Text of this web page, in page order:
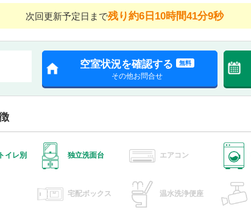
次回更新予定日まで残り約6日10時間41分8秒
空室状況を確認する 無料
その他お問合せ
イレ別 独立洗面台 エアコン
宅配ボックス 温水洗浄便座